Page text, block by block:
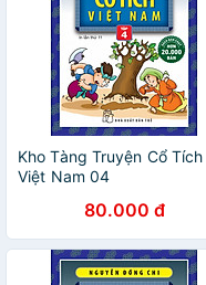
Kho Tàng Truyện Cổ Tích
Việt Nam 04
80.000 đ